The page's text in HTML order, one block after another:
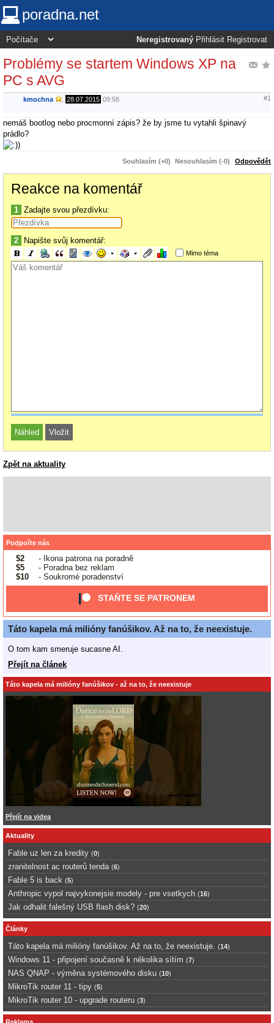
poradna.net
Neregistrovaný Přihlásit Registrovat
Problémy se startem Windows XP na
PC s AVG
kmochna 28.07.2015 09:58 #1
nemáš bootlog nebo procmonní zápis? že by jsme tu vytahli špinavý
prádlo?
Souhlasím (+0) Nesouhlasím (-0) Odpovědět
Reakce na komentář
1 Zadajte svou přezdívku:
2 Napište svůj komentář:
Mimo téma
Zpět na aktuality
Podpořte nás
$2
- Ikona patrona na poradně
$5
- Poradna bez reklam
$10
- Soukromé poradenství
STAŇTE SE PATRONEM
Táto kapela má milióny fanúšikov. Až na to, že neexistuje.
O tom kam smeruje sucasne AI.
Přejít na článek
Táto kapela má milióny fanúšikov - až na to, že neexistuje
Přejít na videa
Aktuality
Fable uz len za kredity (0)
zranitelnost ac routerů tenda (6)
Fable 5 is back (5)
Anthropic vypol najvykonejsie modely - pre vsetkych (16)
Jak odhalit falešný USB flash disk? (20)
Články
Táto kapela má milióny fanúšikov. Až na to, že neexistuje. (14)
Windows 11 - připojení současně k několika sítím (7)
NAS QNAP - výměna systémového disku (10)
MikroTik router 11 - tipy (5)
MikroTik router 10 - upgrade routeru (3)